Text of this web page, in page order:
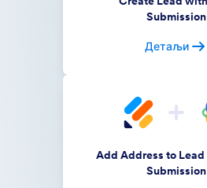
Submission
Детаљи
Add Address to
Submission